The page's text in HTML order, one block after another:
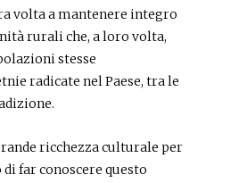
volta a mantenere integro
rurali che, a loro volta,
stesse
radicate nel Paese, tra le
ricchezza culturale per
far conoscere questo